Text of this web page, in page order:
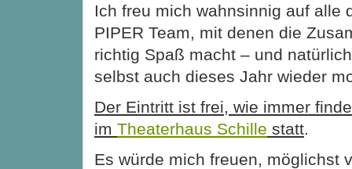
Ich freu mich wahnsinnig auf alle
PIPER Team, mit denen die
richtig Spaß macht – und
selbst auch dieses Jahr wieder
Der Eintritt ist frei, wie immer
im Theaterhaus Schille statt.
Es würde mich freuen, möglichst